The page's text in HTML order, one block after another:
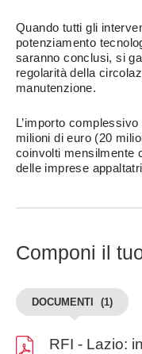
Quando tutti gli
potenziamento
saranno conclusi, si
regolarità della
manutenzione.
L’importo
milioni di euro (20
coinvolti mensilmente
delle imprese
Componi il
DOCUMENTI (1)
RFI - Lazio: